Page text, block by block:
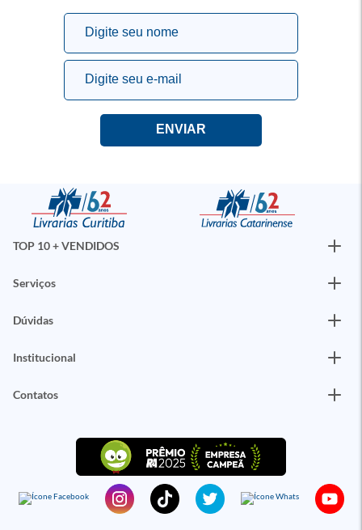
TOP 10 + VENDIDOS
Serviços
Dúvidas
Institucional
Contatos